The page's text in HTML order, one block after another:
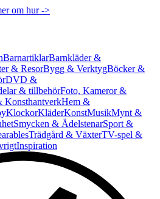
om hur ->
BarnartiklarBarnkläder &
& ResorBygg & VerktygBöcker &
DVD &
& tillbehörFoto, Kameror &
KonsthantverkHem &
KlockorKläderKonstMusikMynt &
Smycken & ÄdelstenarSport &
Trädgård & VäxterTV-spel &
Inspiration